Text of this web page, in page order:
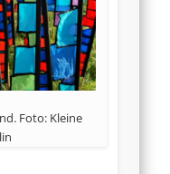
Foto: Kleine